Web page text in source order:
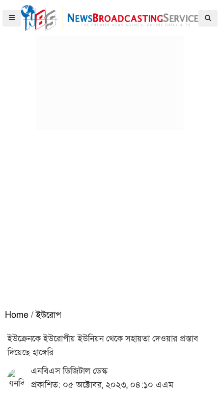
Home / ইউরোপ
ইউক্রেনকে ইউরোপীয় ইউনিয়ন থেকে সহায়তা দেওয়ার প্রস্তাব
দিয়েছে হাঙ্গেরি
এনবিএস ডিজিটাল ডেস্ক
প্রকাশিত: ০৫ অক্টোবর, ২০২৩, ০৪:১০ এএম